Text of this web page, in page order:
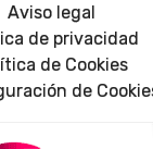
Aviso legal
de privacidad
de Cookies
de